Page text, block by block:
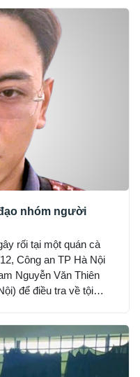
nhóm người
rối tại một quán cà
Công an TP Hà Nội
Nguyễn Văn Thiên
để điều tra về tội